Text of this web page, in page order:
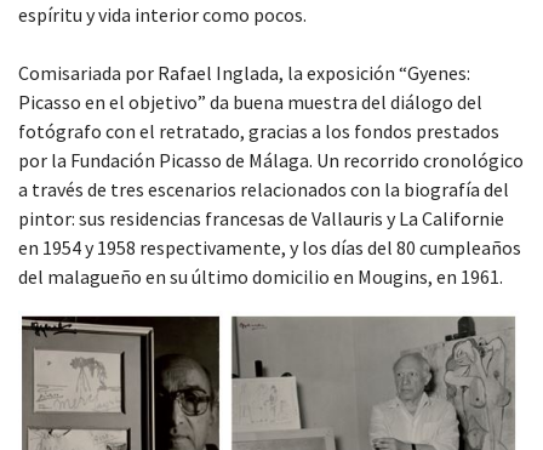
espíritu y vida interior como pocos.
Comisariada por Rafael Inglada, la exposición “Gyenes:
Picasso en el objetivo” da buena muestra del diálogo del
fotógrafo con el retratado, gracias a los fondos prestados
por la Fundación Picasso de Málaga. Un recorrido cronológico
a través de tres escenarios relacionados con la biografía del
pintor: sus residencias francesas de Vallauris y La Californie
en 1954 y 1958 respectivamente, y los días del 80 cumpleaños
del malagueño en su último domicilio en Mougins, en 1961.